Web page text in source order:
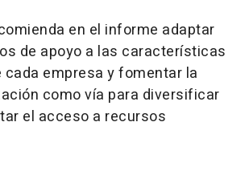
en el informe adaptar
de apoyo a las características
empresa y fomentar la
como vía para diversificar
el acceso a recursos